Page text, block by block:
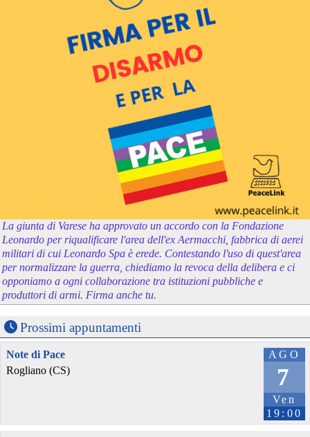
La giunta di Varese ha approvato un accordo con la Fondazione
Leonardo per riqualificare l'area dell'ex Aermacchi, fabbrica di aerei
militari di cui Leonardo Spa è erede. Contestando l'uso di quest'area
per normalizzare la guerra, chiediamo la revoca della delibera e ci
opponiamo a ogni collaborazione tra istituzioni pubbliche e
produttori di armi. Firma anche tu.
Prossimi appuntamenti
AGO
7
Ven
19:00
Note di Pace
Rogliano (CS)